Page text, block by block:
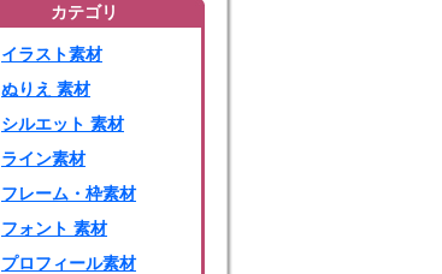
カテゴリ
イラスト素材
ぬりえ 素材
シルエット 素材
ライン素材
フレーム・枠素材
フォント 素材
プロフィール素材